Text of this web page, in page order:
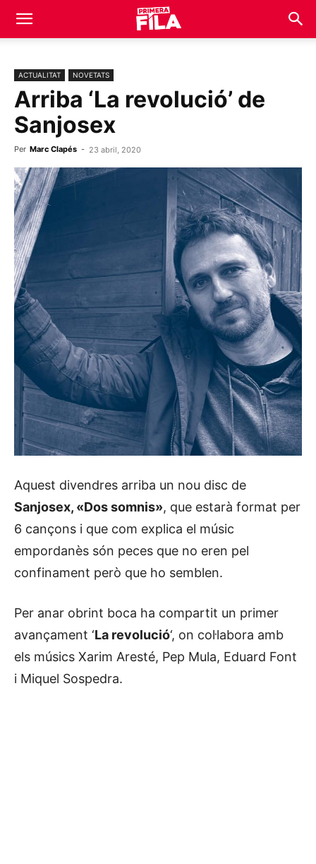
ACTUALITAT NOVETATS
Arriba ‘La revolució’ de
Sanjosex
Per Marc Clapés - 23 abril, 2020
Aquest divendres arriba un nou disc de
Sanjosex, «Dos somnis», que estarà format per
6 cançons i que com explica el músic
empordanès són peces que no eren pel
confinament però que ho semblen.
Per anar obrint boca ha compartit un primer
avançament ‘La revolució‘, on col·labora amb
els músics Xarim Aresté, Pep Mula, Eduard Font
i Miquel Sospedra.